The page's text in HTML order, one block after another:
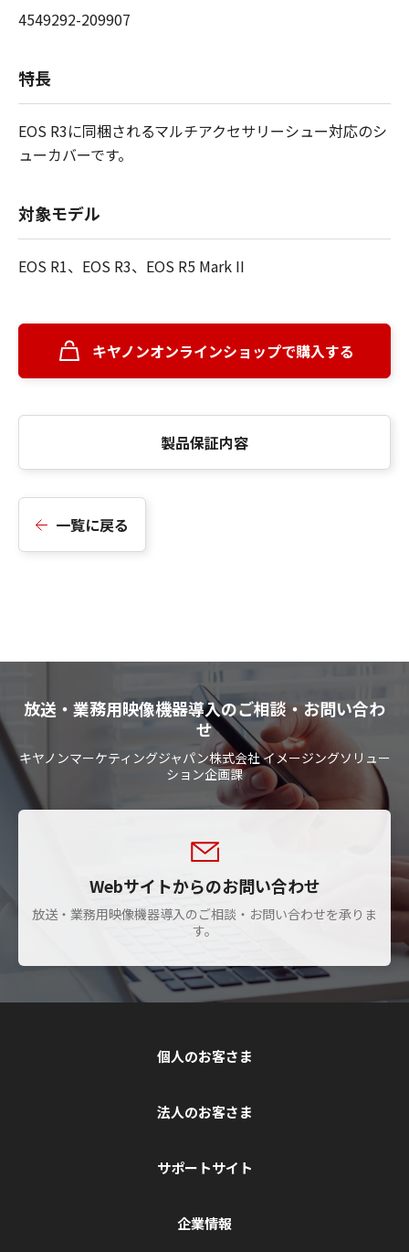
4549292-209907
特長
EOS R3に同梱されるマルチアクセサリーシュー対応のシ
ューカバーです。
対象モデル
EOS R1、EOS R3、EOS R5 Mark II
キヤノンオンラインショップで購入する
製品保証内容
一覧に戻る
放送・業務用映像機器導入のご相談・お問い合わ
せ
キヤノンマーケティングジャパン株式会社 イメージングソリュー
ション企画課
Webサイトからのお問い合わせ
放送・業務用映像機器導入のご相談・お問い合わせを承りま
す。
個人のお客さま
法人のお客さま
サポートサイト
企業情報